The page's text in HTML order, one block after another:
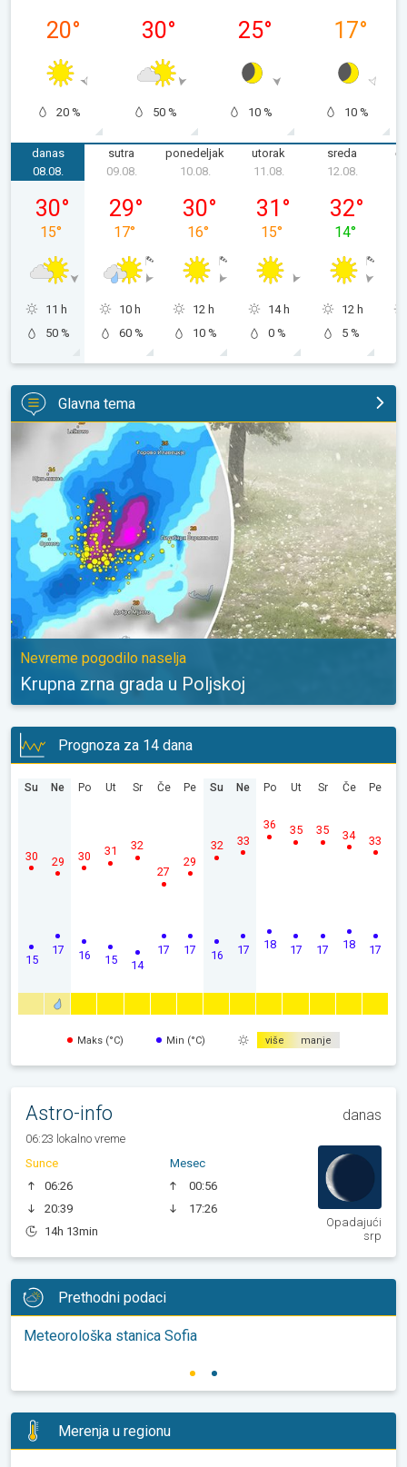
20°
20 %
30°
50 %
25°
10 %
17°
10 %
danas
subota, 08. 08.
08.08.
30°
15°
11 h
50 %
sutra
09.08.
29°
17°
10 h
60 %
ponedeljak
10.08.
30°
16°
12 h
10 %
utorak
11.08.
31 °
15°
14 h
0 %
sreda
12.08.
32°
14°
12 h
5 %
Glavna tema
Krupna zrna grada u Poljskoj. Nevreme pogodilo naselja. . .
Nevreme pogodilo naselja
Krupna zrna grada u Poljskoj
Prognoza za 14 dana
Su
15
30
Ne
17
29
Po
16
30
Ut
15
31
Sr
14
32
Če
17
27
Pe
17
29
Su
16
32
Ne
17
33
Po
18
36
Ut
17
35
Sr
17
35
Če
18
34
Pe
17
33
Maks (°C) Min (°C) više manje
Astro-info danas
06:23 lokalno vreme
Sunce
06:26
20:39
14h 13min
Mesec
00:56
17:26
Opadajući
srp
Prethodni podaci
Meteorološka stanica Sofia
Merenja u regionu